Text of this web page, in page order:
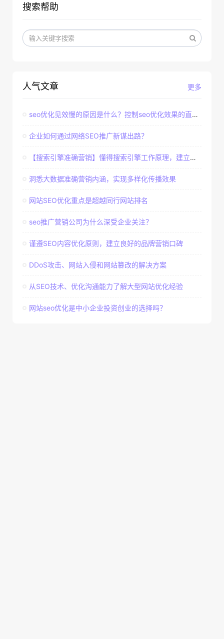
搜索帮助
更多
人气文章
seo优化见效慢的原因是什么？控制seo优化效果的直接因素
企业如何通过网络SEO推广新谋出路？
【搜索引擎准确营销】懂得搜索引擎工作原理，建立准确客户群体
洞悉大数据准确营销内涵，实现多样化传播效果
网站SEO优化重点是超越同行网站排名
seo推广营销公司为什么深受企业关注？
谨遵SEO内容优化原则，建立良好的品牌营销口碑
DDoS攻击、网站入侵和网站篡改的解决方案
从SEO技术、优化沟通能力了解大型网站优化经验
网站seo优化是中小企业投资创业的选择吗？